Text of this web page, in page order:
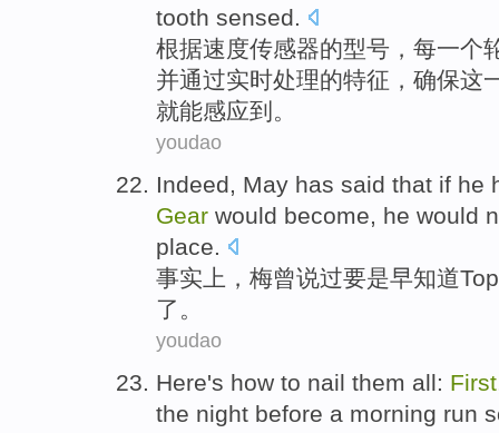
tooth sensed.
根据速度传感器的型号 ， 每一个
并通过实时处理的特征 ， 确保这
就能感应到。
youdao
Indeed, May has said that if he
Gear would become, he would
place.
事实上 ， 梅曾说过要是早知道Top
了。
youdao
Here's how to nail them all: First
the night before a morning run